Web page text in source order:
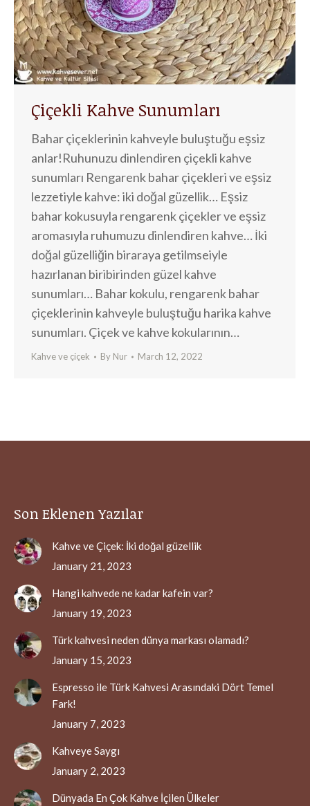
Çiçekli Kahve Sunumları
Bahar çiçeklerinin kahveyle buluştuğu eşsiz
anlar!Ruhunuzu dinlendiren çiçekli kahve
sunumları Rengarenk bahar çiçekleri ve eşsiz
lezzetiyle kahve: iki doğal güzellik… Eşsiz
bahar kokusuyla rengarenk çiçekler ve eşsiz
aromasıyla ruhumuzu dinlendiren kahve… İki
doğal güzelliğin biraraya getilmseiyle
hazırlanan biribirinden güzel kahve
sunumları… Bahar kokulu, rengarenk bahar
çiçeklerinin kahveyle buluştuğu harika kahve
sunumları. Çiçek ve kahve kokularının…
Kahve ve çiçek By Nur March 12, 2022
Son Eklenen Yazılar
Kahve ve Çiçek: İki doğal güzellik
January 21, 2023
Hangi kahvede ne kadar kafein var?
January 19, 2023
Türk kahvesi neden dünya markası olamadı?
January 15, 2023
Espresso ile Türk Kahvesi Arasındaki Dört Temel
Fark!
January 7, 2023
Kahveye Saygı
January 2, 2023
Dünyada En Çok Kahve İçilen Ülkeler